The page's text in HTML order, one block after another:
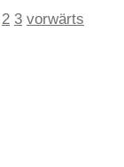
2 3 vorwärts